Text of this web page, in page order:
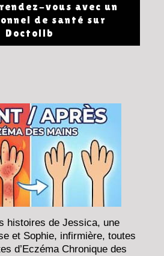
vous avec un
de santé sur
Doctolib
histoires de Jessica, une
et Sophie, infirmière, toutes
d’Eczéma Chronique des